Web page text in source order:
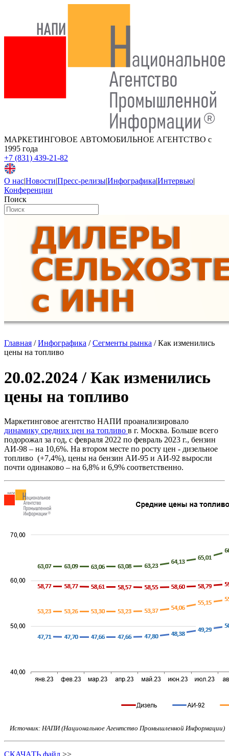
МАРКЕТИНГОВОЕ АВТОМОБИЛЬНОЕ АГЕНТСТВО с
1995 года
+7 (831) 439-21-82
О нас|Новости|Пресс-релизы|Инфографика|Интервью|
Конференции
Поиск
Главная /Инфографика /Сегменты рынка /Как изменились
цены на топливо
20.02.2024 / Как изменились
цены на топливо
Маркетинговое агентство НАПИ проанализировало
динамику средних цен на топливо в г. Москва. Больше всего
подорожал за год, с февраля 2022 по февраль 2023 г., бензин
АИ-98 – на 10,6%. На втором месте по росту цен - дизельное
топливо (+7,4%), цены на бензин АИ-95 и АИ-92 выросли
почти одинаково – на 6,8% и 6,9% соответственно.
Источник: НАПИ (Национальное Агентство Промышленной Информации)
СКАЧАТЬ файл >>